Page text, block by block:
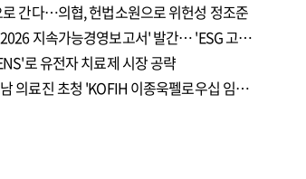
간다…의협, 헌법소원으로 위헌성 정조준
지속가능경영보고서' 발간… 'ESG 고…
로 유전자 치료제 시장 공략
의료진 초청 'KOFIH 이종욱펠로우십 임…